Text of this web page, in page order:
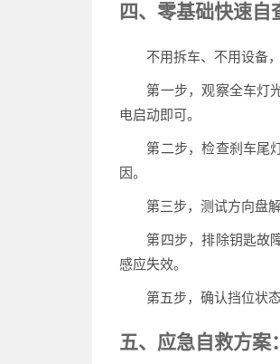
四、零基础快速
不用拆车、不用设备，
第一步，观察全车灯光
电启动即可。
第二步，检查刹车尾灯
因。
第三步，测试方向盘解
第四步，排除钥匙故障
感应失效。
第五步，确认挡位状态
五、应急自救方案